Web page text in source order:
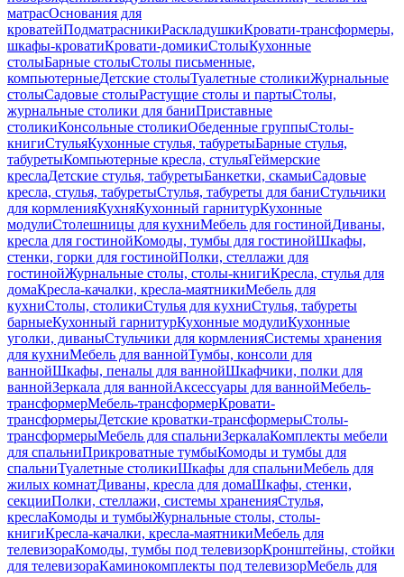
матрасОснования для
кроватейПодматрасникиРаскладушкиКровати-трансформеры,
шкафы-кроватиКровати-домикиСтолыКухонные
столыБарные столыСтолы письменные,
компьютерныеДетские столыТуалетные столикиЖурнальные
столыСадовые столыРастущие столы и партыСтолы,
журнальные столики для баниПриставные
столикиКонсольные столикиОбеденные группыСтолы-
книгиСтульяКухонные стулья, табуретыБарные стулья,
табуретыКомпьютерные кресла, стульяГеймерские
креслаДетские стулья, табуретыБанкетки, скамьиСадовые
кресла, стулья, табуретыСтулья, табуреты для баниСтульчики
для кормленияКухняКухонный гарнитурКухонные
модулиСтолешницы для кухниМебель для гостинойДиваны,
кресла для гостинойКомоды, тумбы для гостинойШкафы,
стенки, горки для гостинойПолки, стеллажи для
гостинойЖурнальные столы, столы-книгиКресла, стулья для
домаКресла-качалки, кресла-маятникиМебель для
кухниСтолы, столикиСтулья для кухниСтулья, табуреты
барныеКухонный гарнитурКухонные модулиКухонные
уголки, диваныСтульчики для кормленияСистемы хранения
для кухниМебель для ваннойТумбы, консоли для
ваннойШкафы, пеналы для ваннойШкафчики, полки для
ваннойЗеркала для ваннойАксессуары для ваннойМебель-
трансформерМебель-трансформерКровати-
трансформерыДетские кроватки-трансформерыСтолы-
трансформерыМебель для спальниЗеркалаКомплекты мебели
для спальниПрикроватные тумбыКомоды и тумбы для
спальниТуалетные столикиШкафы для спальниМебель для
жилых комнатДиваны, кресла для домаШкафы, стенки,
секцииПолки, стеллажи, системы храненияСтулья,
креслаКомоды и тумбыЖурнальные столы, столы-
книгиКресла-качалки, кресла-маятникиМебель для
телевизораКомоды, тумбы под телевизорКронштейны, стойки
для телевизораКаминокомплекты под телевизорМебель для